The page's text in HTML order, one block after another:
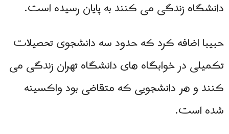
دانشگاه زندگی می کنند به پایان رسیده است.
حبیبا اضافه کرد که حدود سه دانشجوی تحصیلات
تکمیلی در خوابگاه های دانشگاه تهران زندگی می
کنند و هر دانشجویی که متقاضی بود واکسینه
شده است.